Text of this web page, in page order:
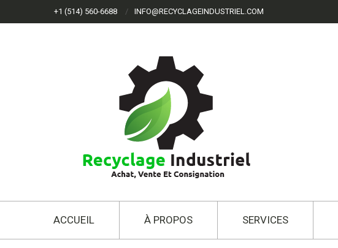
+1 (514) 560-6688 INFO@RECYCLAGEINDUSTRIEL.COM
ACCUEIL À PROPOS SERVICES